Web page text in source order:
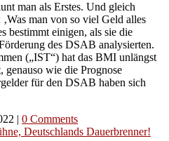
man als Erstes. Und gleich
man von so viel Geld alles
bestimmt einigen, als sie die
des DSAB analysierten.
(„IST“) hat das BMI unlängst
wie die Prognose
für den DSAB haben sich
| 0 Comments